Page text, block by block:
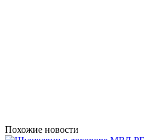
Похожие новости